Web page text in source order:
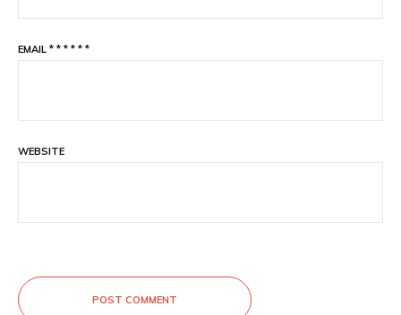
EMAIL * * * * * *
WEBSITE
POST COMMENT